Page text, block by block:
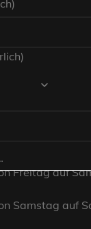
Freitag auf
Samstag auf